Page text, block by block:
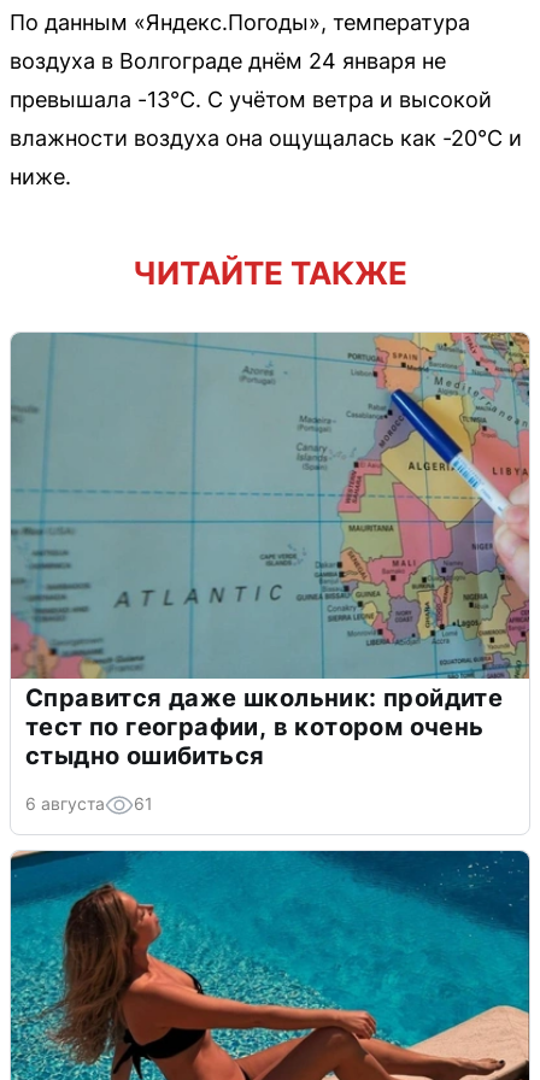
По данным «Яндекс.Погоды», температура
воздуха в Волгограде днём 24 января не
превышала -13°C. С учётом ветра и высокой
влажности воздуха она ощущалась как -20°C и
ниже.
ЧИТАЙТЕ ТАКЖЕ
Справится даже школьник: пройдите
тест по географии, в котором очень
стыдно ошибиться
6 августа 61